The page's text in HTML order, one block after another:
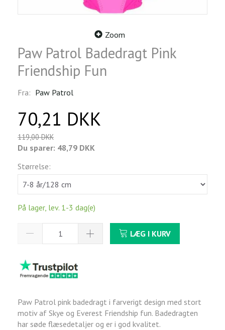
Zoom
Paw Patrol Badedragt Pink
Friendship Fun
Fra: Paw Patrol
70,21 DKK
119,00 DKK
Du sparer: 48,79 DKK
Størrelse:
På lager, lev. 1-3 dag(e)
LÆG I KURV
Paw Patrol pink badedragt i farverigt design med stort
motiv af Skye og Everest Friendship fun. Badedragten
har søde flæsedetaljer og er i god kvalitet.